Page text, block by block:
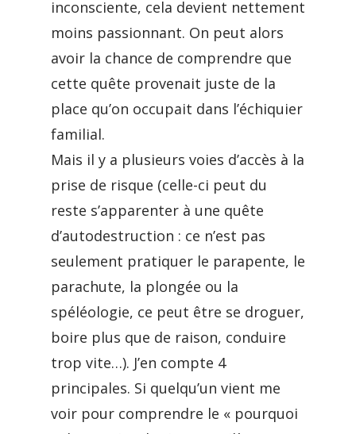
inconsciente, cela devient nettement
moins passionnant. On peut alors
avoir la chance de comprendre que
cette quête provenait juste de la
place qu’on occupait dans l’échiquier
familial.
Mais il y a plusieurs voies d’accès à la
prise de risque (celle-ci peut du
reste s’apparenter à une quête
d’autodestruction : ce n’est pas
seulement pratiquer le parapente, le
parachute, la plongée ou la
spéléologie, ce peut être se droguer,
boire plus que de raison, conduire
trop vite…). J’en compte 4
principales. Si quelqu’un vient me
voir pour comprendre le « pourquoi